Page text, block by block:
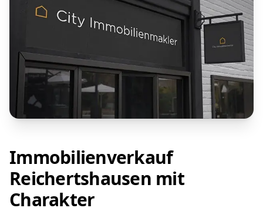
Immobilienverkauf
Reichertshausen mit
Charakter